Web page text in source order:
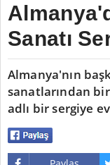
Sanatı
Almanya'nın
sanatlarından
adlı bir sergiye